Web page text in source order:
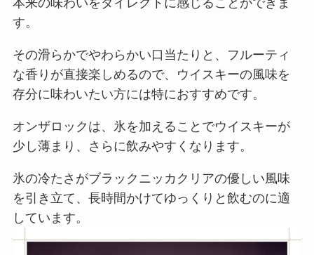
す。
その滑らかでやわらかい口当たりと、フルーティ
な香りが直接楽しめるので、ウイスキーの風味を
存分に味わいたい方には特におすすめです。
オンザロックは、氷を加えることでウイスキーが
少し薄まり、さらに飲みやすくなります。
氷の冷たさがブラックニッカクリアの優しい風味
を引き立て、長時間かけてゆっくりと飲むのに適
しています。